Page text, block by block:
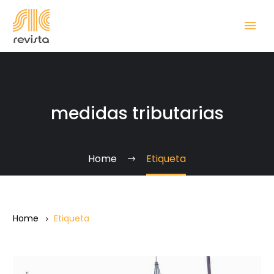
medidas tributarias
Home Etiqueta
Home Etiqueta